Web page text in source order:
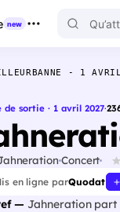
new
- 1
de sortie · 1 avril 2027·
Concert
en ligne parQuodat
— Jahneration part